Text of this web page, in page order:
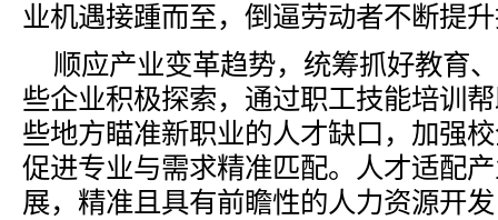
业机遇接踵而至，倒逼劳动者不断提
顺应产业变革趋势，统筹抓好教育
些企业积极探索，通过职工技能培训
些地方瞄准新职业的人才缺口，加强
促进专业与需求精准匹配。人才适配
展，精准且具有前瞻性的人力资源开